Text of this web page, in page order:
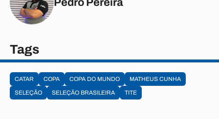
Tags
CATAR COPA COPA DO MUNDO
MATHEUS CUNHA
SELEÇÃO
SELEÇÃO BRASILEIRA TITE